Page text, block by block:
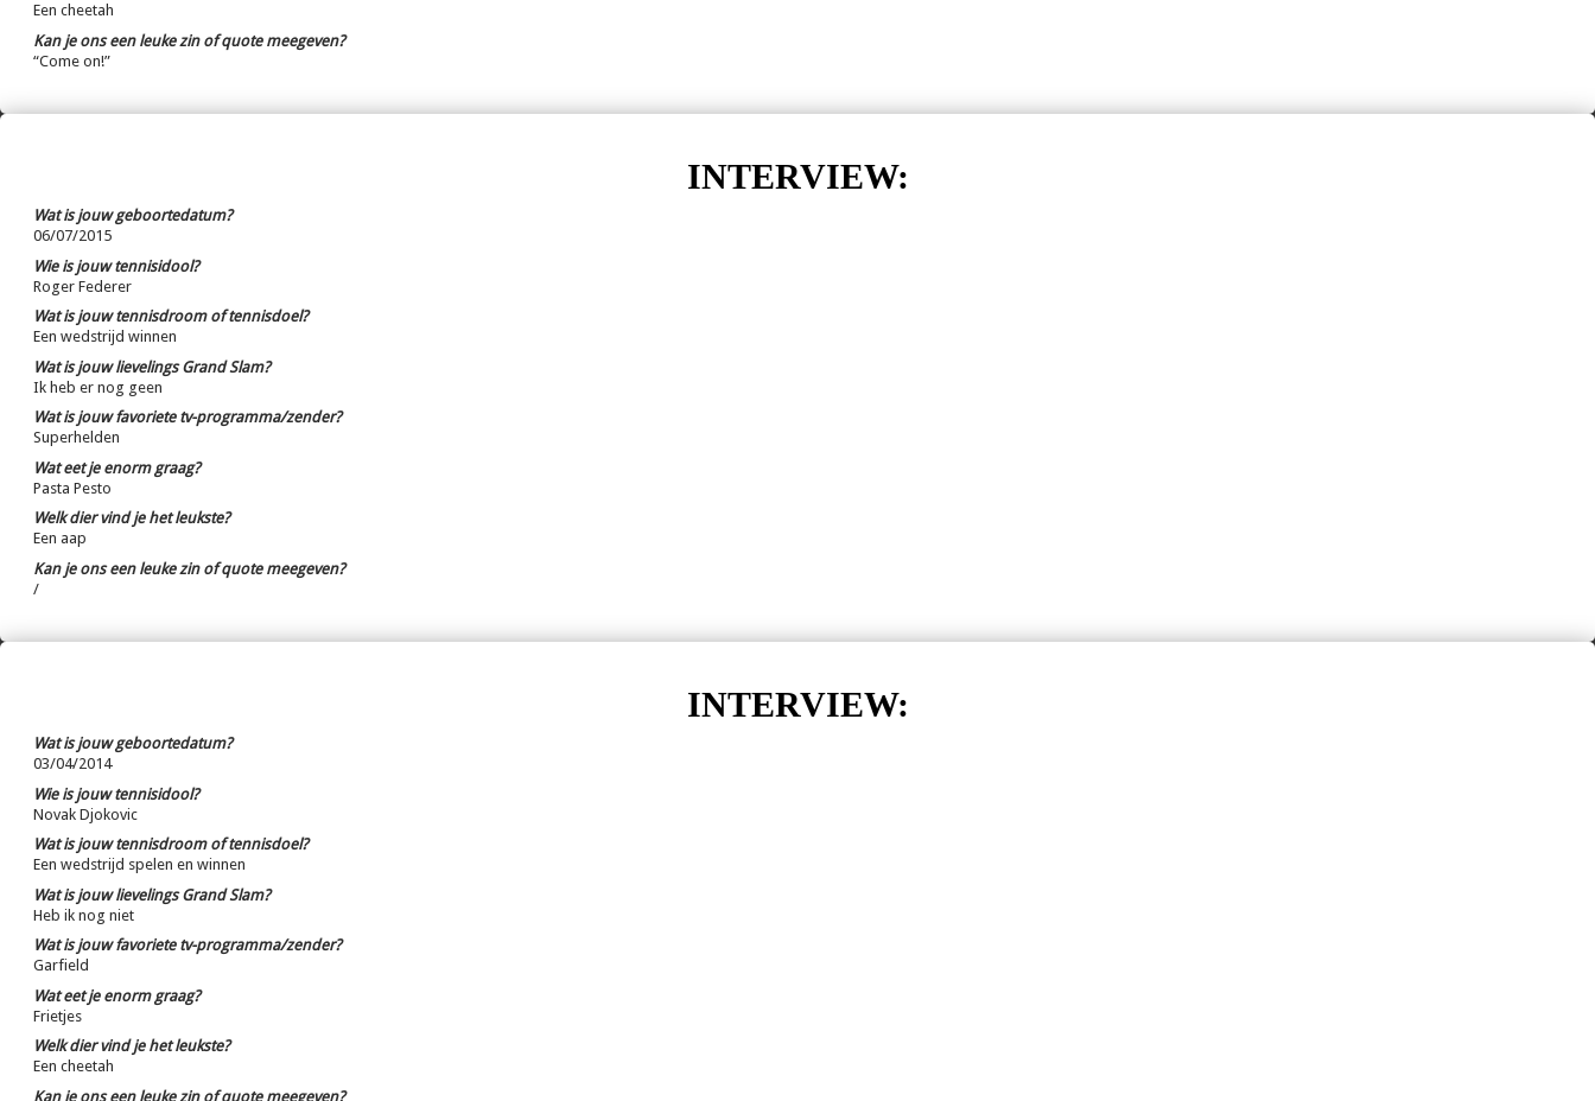
Een cheetah
Kan je ons een leuke zin of quote meegeven?
“Come on!”
INTERVIEW:
Wat is jouw geboortedatum?
06/07/2015
Wie is jouw tennisidool?
Roger Federer
Wat is jouw tennisdroom of tennisdoel?
Een wedstrijd winnen
Wat is jouw lievelings Grand Slam?
Ik heb er nog geen
Wat is jouw favoriete tv-programma/zender?
Superhelden
Wat eet je enorm graag?
Pasta Pesto
Welk dier vind je het leukste?
Een aap
Kan je ons een leuke zin of quote meegeven?
/
INTERVIEW:
Wat is jouw geboortedatum?
03/04/2014
Wie is jouw tennisidool?
Novak Djokovic
Wat is jouw tennisdroom of tennisdoel?
Een wedstrijd spelen en winnen
Wat is jouw lievelings Grand Slam?
Heb ik nog niet
Wat is jouw favoriete tv-programma/zender?
Garfield
Wat eet je enorm graag?
Frietjes
Welk dier vind je het leukste?
Een cheetah
Kan je ons een leuke zin of quote meegeven?